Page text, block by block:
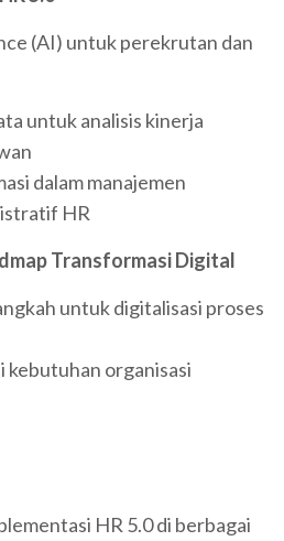
(AI) untuk perekrutan dan
untuk analisis kinerja
dalam manajemen
HR
Transformasi Digital
untuk digitalisasi proses
kebutuhan organisasi
HR 5.0 di berbagai